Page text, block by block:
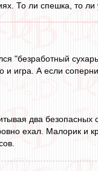
То ли спешка, то ли
"безработный
и игра. А если
два
ехал. Малорик и